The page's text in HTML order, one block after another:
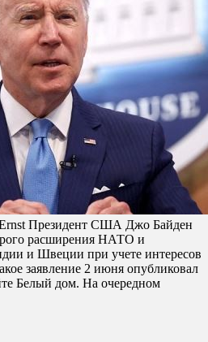
Президент США Джо Байден
расширения НАТО и
и Швеции при учете интересов
заявление 2 июня опубликовал
Белый дом. На очередном